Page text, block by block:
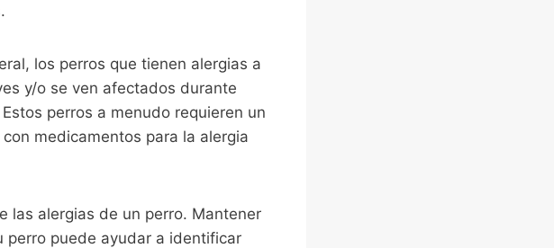
los perros que tienen alergias a
y/o se ven afectados durante
perros a menudo requieren un
medicamentos para la alergia
las alergias de un perro. Mantener
perro puede ayudar a identificar